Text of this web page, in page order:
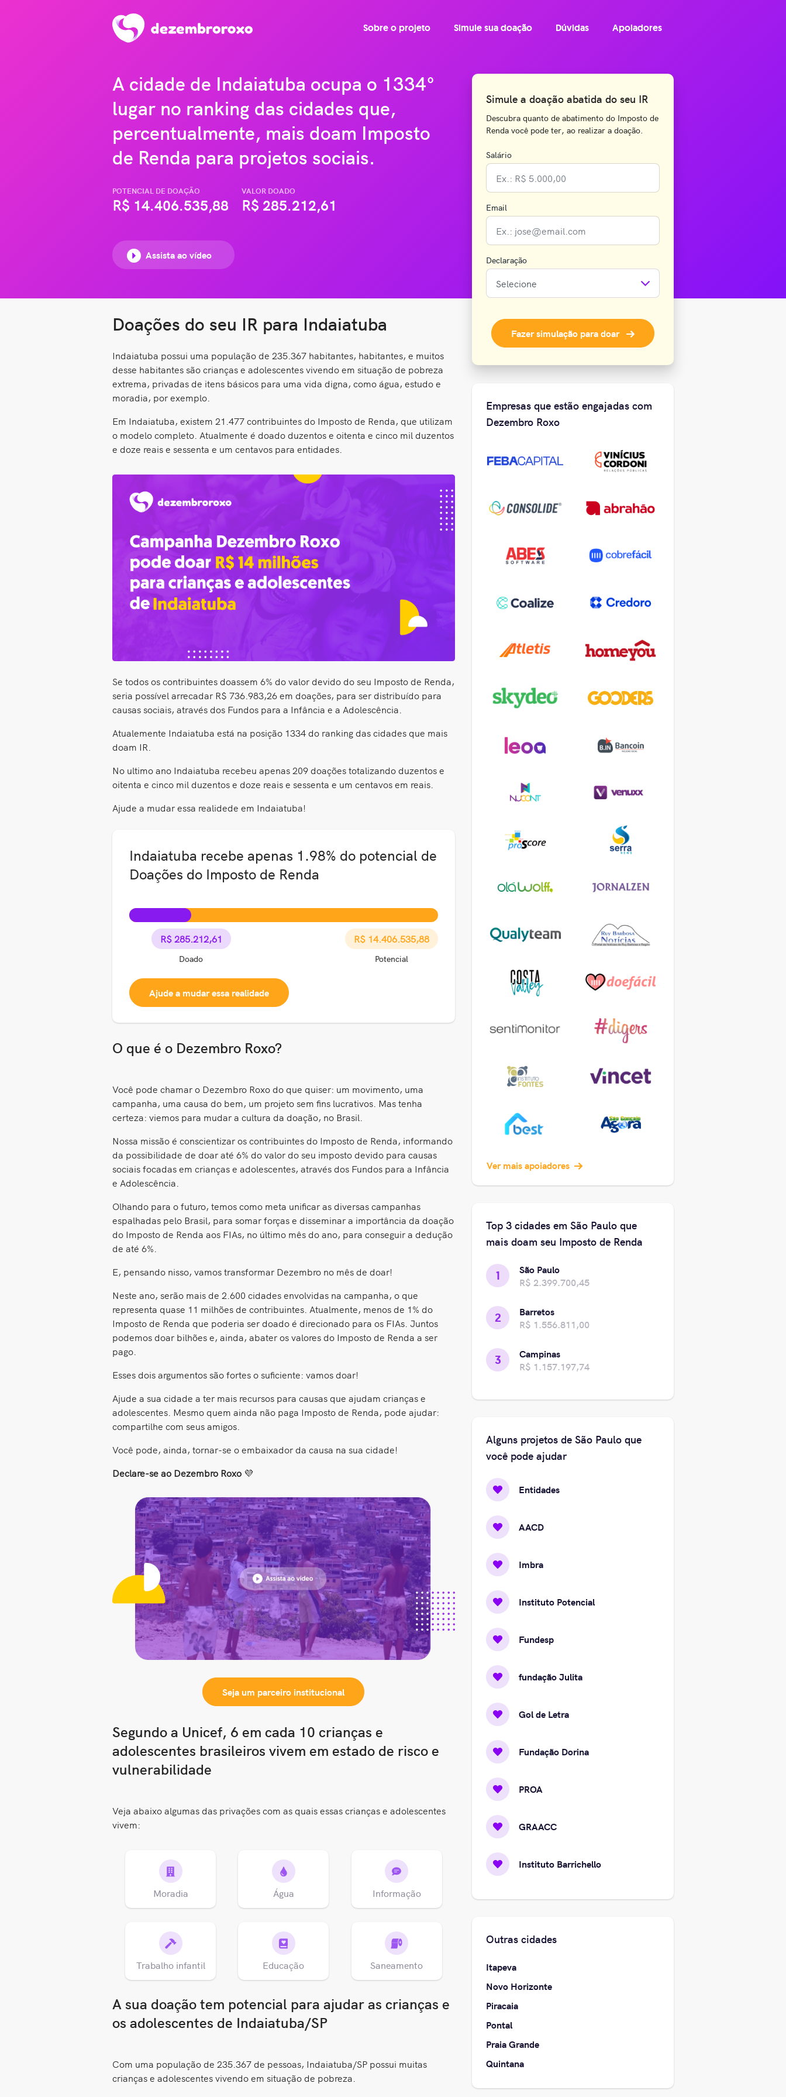
Sobre o projeto Simule sua doação Dúvidas Apoiadores
Doações do seu IR para Indaiatuba
Indaiatuba possui uma população de 235.367 habitantes, habitantes, e muitos
desse habitantes são crianças e adolescentes vivendo em situação de pobreza
extrema, privadas de itens básicos para uma vida digna, como água, estudo e
moradia, por exemplo.
Em Indaiatuba, existem 21.477 contribuintes do Imposto de Renda, que utilizam
o modelo completo. Atualmente é doado duzentos e oitenta e cinco mil duzentos
e doze reais e sessenta e um centavos para entidades.
Se todos os contribuintes doassem 6% do valor devido do seu Imposto de Renda,
seria possível arrecadar R$ 736.983,26 em doações, para ser distribuído para
causas sociais, através dos Fundos para a Infância e a Adolescência.
Atualemente Indaiatuba está na posição 1334 do ranking das cidades que mais
doam IR.
No ultimo ano Indaiatuba recebeu apenas 209 doações totalizando duzentos e
oitenta e cinco mil duzentos e doze reais e sessenta e um centavos em reais.
Ajude a mudar essa realidede em Indaiatuba!
Indaiatuba recebe apenas 1.98% do potencial de
Doações do Imposto de Renda
R$ 285.212,61
Doado
R$ 14.406.535,88
Potencial
Ajude a mudar essa realidade
O que é o Dezembro Roxo?
Você pode chamar o Dezembro Roxo do que quiser: um movimento, uma
campanha, uma causa do bem, um projeto sem fins lucrativos. Mas tenha
certeza: viemos para mudar a cultura da doação, no Brasil.
Nossa missão é conscientizar os contribuintes do Imposto de Renda, informando
da possibilidade de doar até 6% do valor do seu imposto devido para causas
sociais focadas em crianças e adolescentes, através dos Fundos para a Infância
e Adolescência.
Olhando para o futuro, temos como meta unificar as diversas campanhas
espalhadas pelo Brasil, para somar forças e disseminar a importância da doação
do Imposto de Renda aos FIAs, no último mês do ano, para conseguir a dedução
de até 6%.
E, pensando nisso, vamos transformar Dezembro no mês de doar!
Neste ano, serão mais de 2.600 cidades envolvidas na campanha, o que
representa quase 11 milhões de contribuintes. Atualmente, menos de 1% do
Imposto de Renda que poderia ser doado é direcionado para os FIAs. Juntos
podemos doar bilhões e, ainda, abater os valores do Imposto de Renda a ser
pago.
Esses dois argumentos são fortes o suficiente: vamos doar!
Ajude a sua cidade a ter mais recursos para causas que ajudam crianças e
adolescentes. Mesmo quem ainda não paga Imposto de Renda, pode ajudar:
compartilhe com seus amigos.
Você pode, ainda, tornar-se o embaixador da causa na sua cidade!
Declare-se ao Dezembro Roxo 💜
Seja um parceiro institucional
Segundo a Unicef, 6 em cada 10 crianças e
adolescentes brasileiros vivem em estado de risco e
vulnerabilidade
Veja abaixo algumas das privações com as quais essas crianças e adolescentes
vivem:
Moradia Água Informação
Trabalho infantil Educação Saneamento
A sua doação tem potencial para ajudar as crianças e
os adolescentes de Indaiatuba/SP
Com uma população de 235.367 de pessoas, Indaiatuba/SP possui muitas
crianças e adolescentes vivendo em situação de pobreza.
Empresas que estão engajadas com
Dezembro Roxo
Ver mais apoiadores
Top 3 cidades em São Paulo que
mais doam seu Imposto de Renda
1
São Paulo
R$ 2.399.700,45
2
Barretos
R$ 1.556.811,00
3
Campinas
R$ 1.157.197,74
Alguns projetos de São Paulo que
você pode ajudar
Entidades
AACD
Imbra
Instituto Potencial
Fundesp
fundação Julita
Gol de Letra
Fundação Dorina
PROA
GRAACC
Instituto Barrichello
Outras cidades
Itapeva
Novo Horizonte
Piracaia
Pontal
Praia Grande
Quintana
A cidade de Indaiatuba ocupa o 1334°
lugar no ranking das cidades que,
percentualmente, mais doam Imposto
de Renda para projetos sociais.
POTENCIAL DE DOAÇÃO
R$ 14.406.535,88
VALOR DOADO
R$ 285.212,61
Assista ao vídeo
Simule a doação abatida do seu IR
Descubra quanto de abatimento do Imposto de
Renda você pode ter, ao realizar a doação.
Salário
Email
Declaração
Fazer simulação para doar